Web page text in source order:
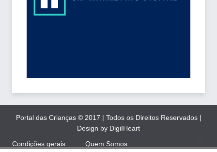
Portal das Crianças © 2017 | Todos os Direitos Reservados |
Design by DigiIHeart
Condições gerais
Quem Somos